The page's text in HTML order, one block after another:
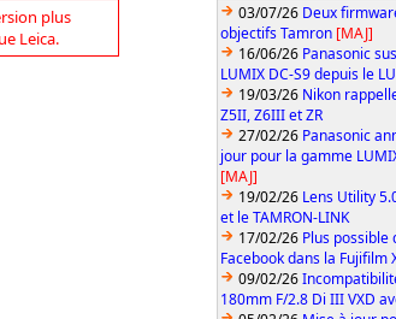
plus
Leica.
03/07/26 Deux
objectifs Tamron [MAJ]
16/06/26 Panasonic
LUMIX DC-S9 depuis le
19/03/26 Nikon
Z5II, Z6III et ZR
27/02/26 Panasonic
jour pour la gamme
[MAJ]
19/02/26 Lens Utility
et le TAMRON-LINK
17/02/26 Plus
Facebook dans la Fujifilm
09/02/26
180mm F/2.8 Di III VXD